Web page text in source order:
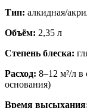
Тип: алкидная/
Объём: 2,35 л
Степень блеска:
Расход: 8–12 м²/л в
основания)
Время